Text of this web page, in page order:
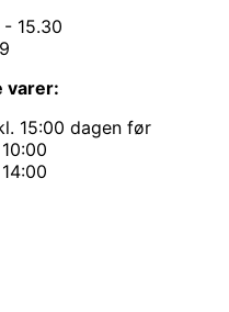
- 15.30
varer:
15:00 dagen før